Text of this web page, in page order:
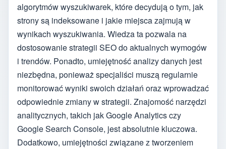
algorytmów wyszukiwarek, które decydują o tym, jak
strony są indeksowane i jakie miejsca zajmują w
wynikach wyszukiwania. Wiedza ta pozwala na
dostosowanie strategii SEO do aktualnych wymogów
i trendów. Ponadto, umiejętność analizy danych jest
niezbędna, ponieważ specjaliści muszą regularnie
monitorować wyniki swoich działań oraz wprowadzać
odpowiednie zmiany w strategii. Znajomość narzędzi
analitycznych, takich jak Google Analytics czy
Google Search Console, jest absolutnie kluczowa.
Dodatkowo, umiejętności związane z tworzeniem